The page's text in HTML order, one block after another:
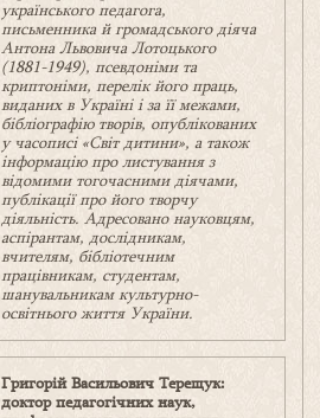
українського педагога,
письменника й громадського діяча
Антона Львовича Лотоцького
(1881-1949), псевдоніми та
криптоніми, перелік його праць,
виданих в Україні і за її межами,
бібліографію творів, опублікованих
у часописі «Світ дитини», а також
інформацію про листування з
відомими тогочасними діячами,
публікації про його творчу
діяльність. Адресовано науковцям,
аспірантам, дослідникам,
вчителям, бібліотечним
працівникам, студентам,
шанувальникам культурно-
освітнього життя України.
Григорій Васильович Терещук:
доктор педагогічних наук,